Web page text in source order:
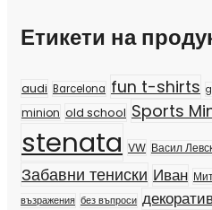
Етикети на
audi Barcelona fun t-shirts
minion old school Sports
stenata VW Васил
Забавни тениски Иван
възражения без въпроси